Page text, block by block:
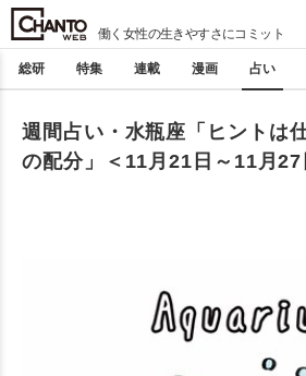
働く女性の生きやすさにコミット
総研 特集 連載 漫画 占い
週間占い・水瓶座「ヒントは
の配分」＜11月21日～11月27